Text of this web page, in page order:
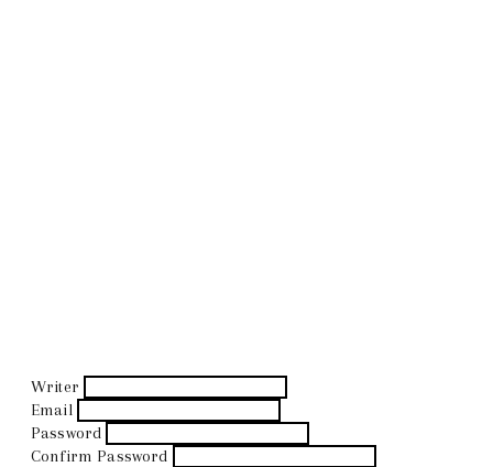
Writer
Email
Password
Confirm Password